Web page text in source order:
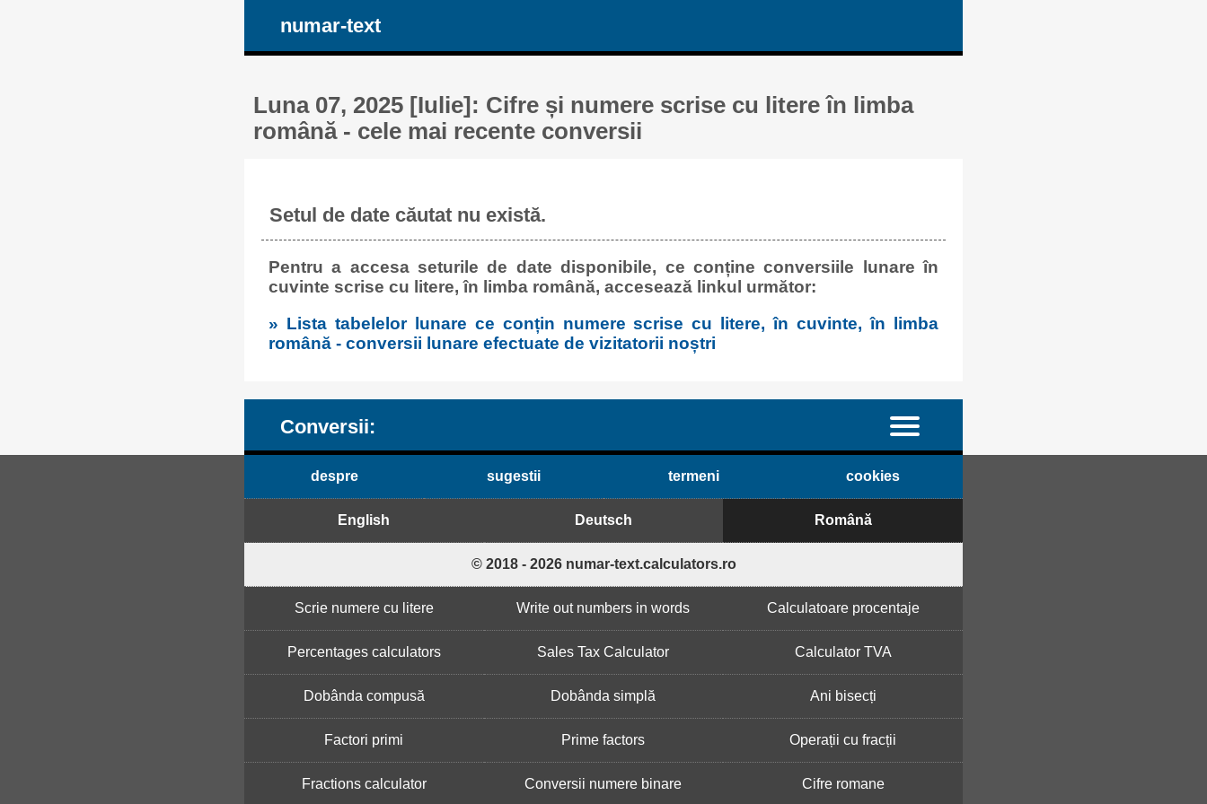
numar-text
Luna 07, 2025 [Iulie]: Cifre și numere scrise cu litere în limba
română - cele mai recente conversii
Setul de date căutat nu există.
Pentru a accesa seturile de date disponibile, ce conține conversiile lunare în
cuvinte scrise cu litere, în limba română, accesează linkul următor:
» Lista tabelelor lunare ce conțin numere scrise cu litere, în cuvinte, în limba
română - conversii lunare efectuate de vizitatorii noștri
Conversii:
despre sugestii termeni cookies
English Deutsch Română
© 2018 - 2026 numar-text.calculators.ro
Scrie numere cu litere Write out numbers in words Calculatoare procentaje
Percentages calculators Sales Tax Calculator Calculator TVA
Dobânda compusă Dobânda simplă Ani bisecți
Factori primi Prime factors Operații cu fracții
Fractions calculator Conversii numere binare Cifre romane